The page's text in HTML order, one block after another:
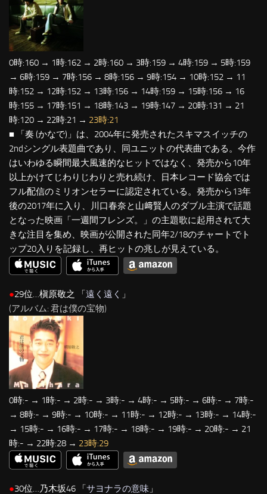
0時:160 → 1時:162 → 2時:160 → 3時:159 → 4時:159 → 5時:159
→ 6時:159 → 7時:156 → 8時:156 → 9時:154 → 10時:152 → 11
時:152 → 12時:152 → 13時:156 → 14時:159 → 15時:156 → 16
時:155 → 17時:151 → 18時:143 → 19時:147 → 20時:131 → 21
時:120 → 22時:21 → 23時:21
■ 「奏 (かなで)」は、2004年に発売されたスキマスイッチの
2ndシングル表題曲であり、同ユニットの代表曲である。今作
はいわゆる瞬間最大風速的なヒットではなく、発売から10年
以上かけてじわりじわりと売れ続け、日本レコード協会では
フル配信のミリオンセラーに認定されている。発売から13年
後の2017年に入り、川口春奈と山﨑賢人のダブル主演で話題
となった映画「一週間フレンズ。」の主題歌に起用されて大
きな注目を集め、映画が公開された同年2/18のチャートでト
ップ20入りを記録し、再ヒットの兆しが見えている。
●29位…槇原敬之 「遠く遠く 」
(アルバム: 君は僕の宝物)
0時:- → 1時:- → 2時:- → 3時:- → 4時:- → 5時:- → 6時:- → 7時:-
→ 8時:- → 9時:- → 10時:- → 11時:- → 12時:- → 13時:- → 14時:-
→ 15時:- → 16時:- → 17時:- → 18時:- → 19時:- → 20時:- → 21
時:- → 22時:28 → 23時:29
●30位…乃木坂46 「サヨナラの意味 」